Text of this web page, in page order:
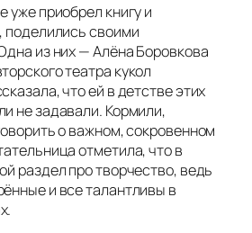
уже приобрел книгу и
поделились своими
из них — Алëна Боровкова
театра кукол
что ей в детстве этих
не задавали. Кормили,
о важном, сокровенном
отметила, что в
раздел про творчество, ведь
и все талантливы в